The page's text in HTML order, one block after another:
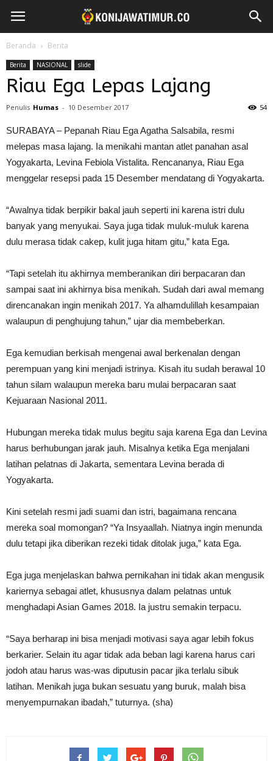
Beranda Berita
Berita NASIONAL slide
Riau Ega Lepas Lajang
Penulis Humas - 10 Desember 2017 54
SURABAYA – Pepanah Riau Ega Agatha Salsabila, resmi
melepas masa lajang. Ia menikahi mantan atlet panahan asal
Yogyakarta, Levina Febiola Vistalita. Rencananya, Riau Ega
menggelar resepsi pada 15 Desember mendatang di Yogyakarta.
“Awalnya tidak berpikir bakal jauh seperti ini karena istri dulu
banyak yang menyukai. Saya juga tidak muluk-muluk karena
dulu merasa tidak cakep, kulit juga hitam gitu,” kata Ega.
“Tapi setelah itu akhirnya memberanikan diri berpacaran dan
sampai saat ini akhirnya bisa menikah. Sudah dari awal memang
direncanakan ingin menikah 2017. Ya alhamdulillah kesampaian
walaupun di penghujung tahun,” ujar dia membeberkan.
Ega kemudian berkisah mengenai awal berkenalan dengan
perempuan yang kini menjadi istrinya. Kisah itu sudah berawal 10
tahun silam walaupun mereka baru mulai berpacaran saat
Kejuaraan Nasional 2011.
Hubungan mereka tidak mulus begitu saja karena Ega dan Levina
harus berhubungan jarak jauh. Misalnya ketika Ega menjalani
latihan pelatnas di Jakarta, sementara Levina berada di
Yogyakarta.
Kini setelah resmi jadi suami dan istri, bagaimana rencana
mereka soal momongan? “Ya Insyaallah. Niatnya ingin menunda
dulu tetapi jika diberikan rezeki tidak ditolak juga,” kata Ega.
Ega juga menjelaskan bahwa pernikahan ini tidak akan mengusik
kariernya sebagai atlet, khususnya dalam pelatnas untuk
menghadapi Asian Games 2018. Ia justru semakin terpacu.
“Saya berharap ini bisa menjadi motivasi saya agar lebih fokus
berkarier. Selain itu agar tidak ada beban lagi karena harus cari
jodoh atau harus was-was diputusin pacar jika terlalu sibuk
latihan. Menikah juga bukan sesuatu yang buruk, malah bisa
menyempurnakan ibadah,” tuturnya. (sha)